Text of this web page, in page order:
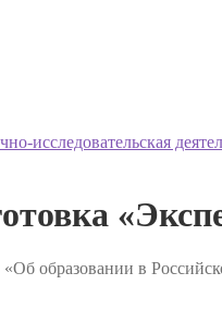
исследовательская
образовании в